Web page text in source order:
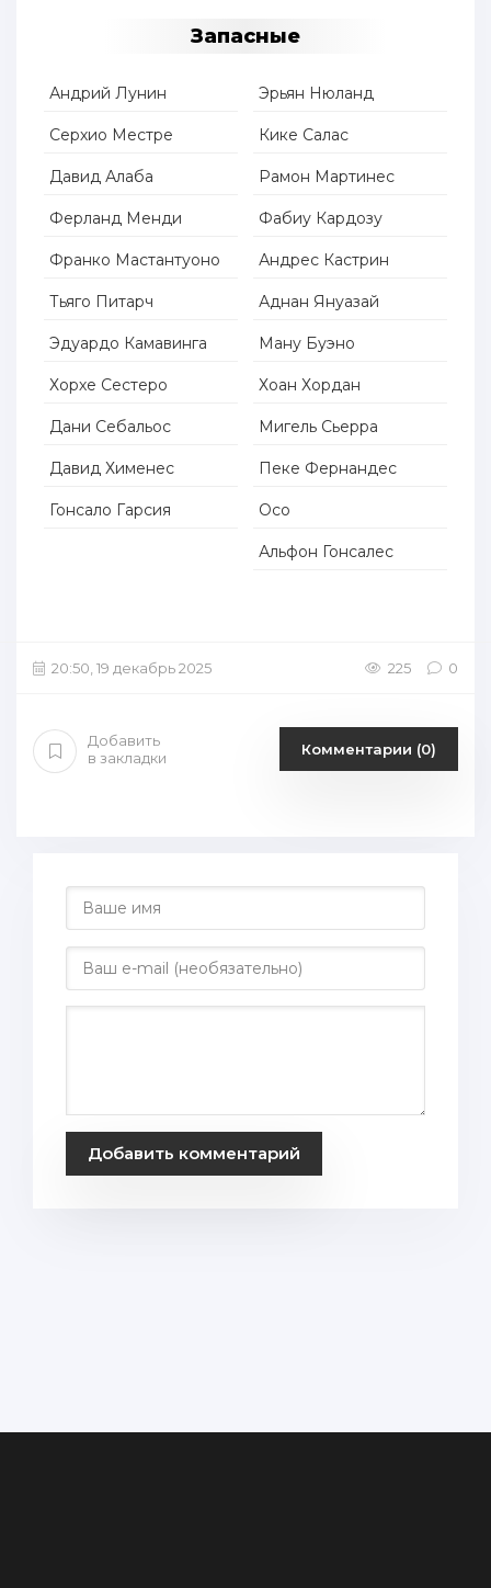
Запасные
Андрий Лунин
Серхио Местре
Давид Алаба
Ферланд Менди
Франко Мастантуоно
Тьяго Питарч
Эдуардо Камавинга
Хорхе Сестеро
Дани Себальос
Давид Хименес
Гонсало Гарсия
Эрьян Нюланд
Кике Салас
Рамон Мартинес
Фабиу Кардозу
Андрес Кастрин
Аднан Януазай
Ману Буэно
Хоан Хордан
Мигель Сьерра
Пеке Фернандес
Осо
Альфон Гонсалес
20:50, 19 декабрь 2025 225 0
Добавить
в закладки
Комментарии (0)
Добавить комментарий